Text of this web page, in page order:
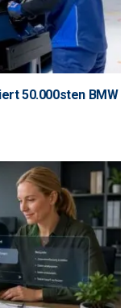
50.000sten BMW